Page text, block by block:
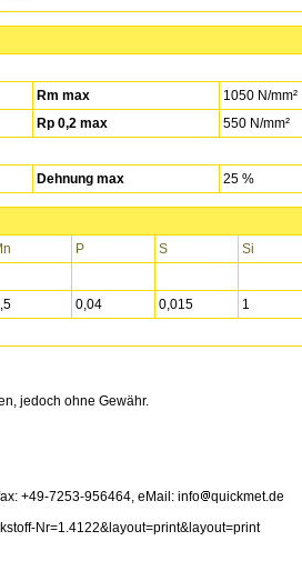
Rm max
1050 N/mm²
Rp 0,2 max
550 N/mm²
Dehnung max 25 %
P S Si
0,04 0,015 1
jedoch ohne Gewähr.
+49-7253-956464, eMail: info
quickmet.de
Nr=1.4122&layout=print&layout=print